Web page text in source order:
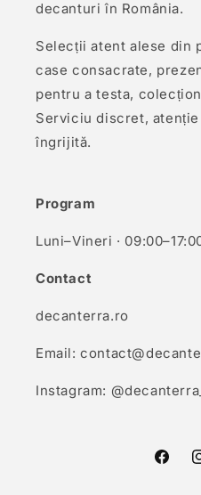
decanturi în România.
Selecții atent alese din
case consacrate,
pentru a testa,
Serviciu discret,
îngrijită.
Program
Luni–Vineri ·
Contact
decanterra.ro
Email:
Instagram: